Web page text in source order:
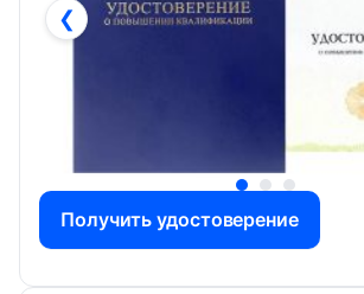
❮
Получить удостоверение